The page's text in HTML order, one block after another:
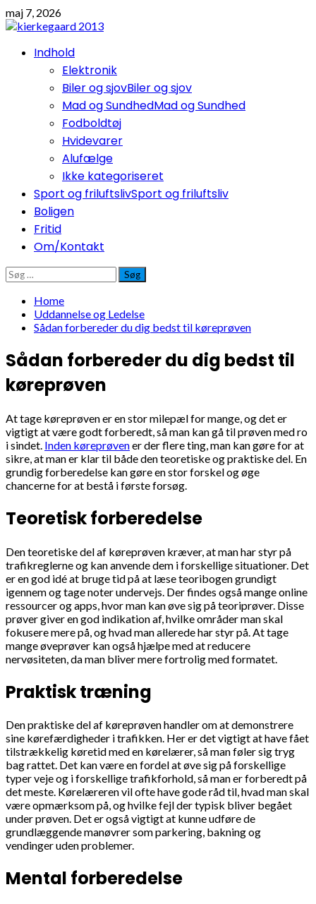
Skip
to
maj 7, 2026
PrimaryIndhold
Elektronik
Biler og sjovBiler og sjov
Mad og SundhedMad og Sundhed
Fodboldtøj
Hvidevarer
Alufælge
Ikke kategoriseret
Sport og friluftslivSport og friluftsliv
Boligen
Fritid
Om/Kontakt
Søg
efter:
Home
Uddannelse og Ledelse
Sådan forbereder du dig bedst til køreprøven
Sådan forbereder du dig bedst til
køreprøven
At tage køreprøven er en stor milepæl for mange, og det er
vigtigt at være godt forberedt, så man kan gå til prøven med ro
i sindet. Inden køreprøvener der flere ting, man kan gøre for at
sikre, at man er klar til både den teoretiske og praktiske del. En
grundig forberedelse kan gøre en stor forskel og øge
chancerne for at bestå i første forsøg.
Teoretisk forberedelse
Den teoretiske del af køreprøven kræver, at man har styr på
trafikreglerne og kan anvende dem i forskellige situationer. Det
er en god idé at bruge tid på at læse teoribogen grundigt
igennem og tage noter undervejs. Der findes også mange online
ressourcer og apps, hvor man kan øve sig på teoriprøver. Disse
prøver giver en god indikation af, hvilke områder man skal
fokusere mere på, og hvad man allerede har styr på. At tage
mange øveprøver kan også hjælpe med at reducere
nervøsiteten, da man bliver mere fortrolig med formatet.
Praktisk træning
Den praktiske del af køreprøven handler om at demonstrere
sine kørefærdigheder i trafikken. Her er det vigtigt at have fået
tilstrækkelig køretid med en kørelærer, så man føler sig tryg
bag rattet. Det kan være en fordel at øve sig på forskellige
typer veje og i forskellige trafikforhold, så man er forberedt på
det meste. Kørelæreren vil ofte have gode råd til, hvad man skal
være opmærksom på, og hvilke fejl der typisk bliver begået
under prøven. Det er også vigtigt at kunne udføre de
grundlæggende manøvrer som parkering, bakning og
vendinger uden problemer.
Mental forberedelse